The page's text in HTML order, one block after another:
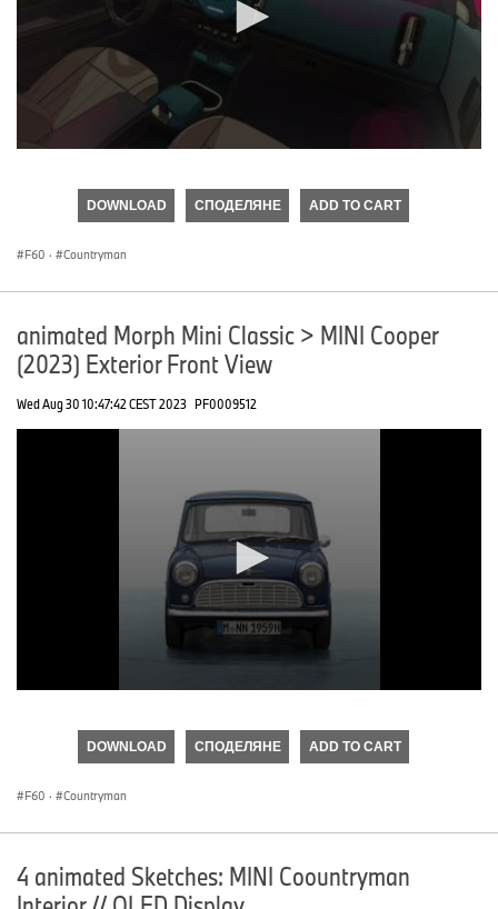
seconds
DOWNLOAD СПОДЕЛЯНЕ ADD TO CART
F60 · Countryman
animated Morph Mini Classic > MINI Cooper
(2023) Exterior Front View
Wed Aug 30 10:47:42 CEST 2023 PF0009512
seconds
DOWNLOAD СПОДЕЛЯНЕ ADD TO CART
F60 · Countryman
4 animated Sketches: MINI Coountryman